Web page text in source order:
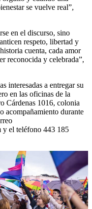
se vuelve real”,
en el discurso, sino
respeto, libertad y
cuenta, cada amor
reconocida y celebrada”,
interesadas a entregar su
en las oficinas de la
Cárdenas 1016, colonia
acompañamiento durante
y el teléfono 443 185